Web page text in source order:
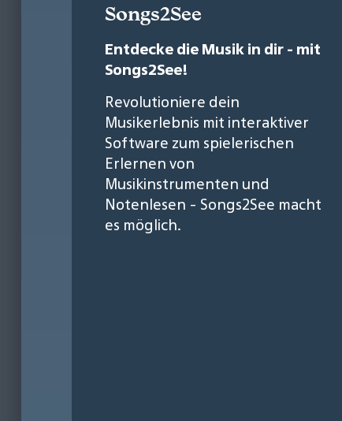
Songs2See
Entdecke die Musik in dir - mit
Songs2See!
Revolutioniere dein
Musikerlebnis mit interaktiver
Software zum spielerischen
Erlernen von
Musikinstrumenten und
Notenlesen - Songs2See macht
es möglich.